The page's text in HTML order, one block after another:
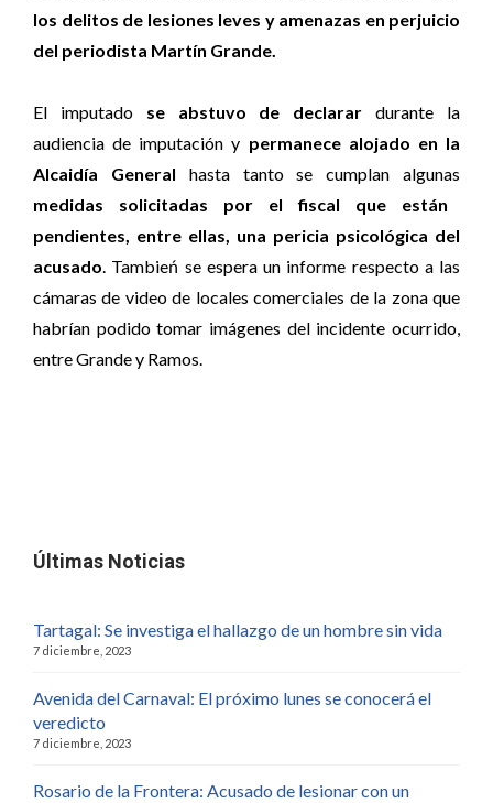
los delitos de lesiones leves y amenazas en perjuicio
del periodista Martín Grande.
El imputadose abstuvo de declarar durante la
audiencia de imputación y permanece alojado en la
Alcaidía General hasta tanto se cumplan algunas
medidas solicitadas por el fiscal que están
pendientes, entre ellas, una pericia psicológica del
acusado. Tambień se espera un informe respecto a las
cámaras de video de locales comerciales de la zona que
habrían podido tomar imágenes del incidente ocurrido,
entre Grande y Ramos.
Últimas Noticias
Tartagal: Se investiga el hallazgo de un hombre sin vida
7 diciembre, 2023
Avenida del Carnaval: El próximo lunes se conocerá el
veredicto
7 diciembre, 2023
Rosario de la Frontera: Acusado de lesionar con un